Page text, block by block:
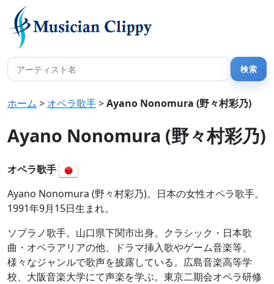
ホーム > オペラ歌手>Ayano Nonomura (野々村彩乃)
Ayano Nonomura (野々村彩乃)
オペラ歌手
Ayano Nonomura (野々村彩乃)。日本の女性オペラ歌手。
1991年9月15日生まれ。
ソプラノ歌手。山口県下関市出身。クラシック・日本歌
曲・オペラアリアの他、ドラマ挿入歌やゲーム音楽等、
様々なジャンルで歌声を披露している。広島音楽高等学
校、大阪音楽大学にて声楽を学ぶ。東京二期会オペラ研修